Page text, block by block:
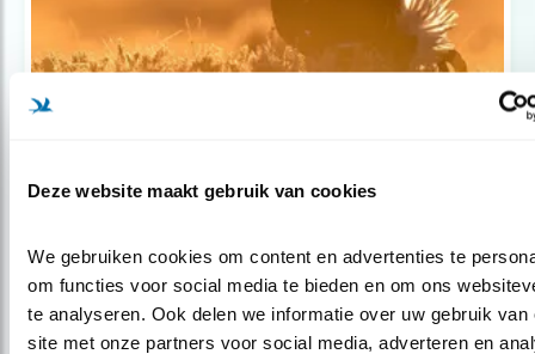
Deze website maakt gebruik van cookies
We gebruiken cookies om content en advertenties te
om functies voor social media te bieden en om ons
te analyseren. Ook delen we informatie over uw gebruik van
site met onze partners voor social media, adverteren en
Van Gruwelmode tot Grutto (2)